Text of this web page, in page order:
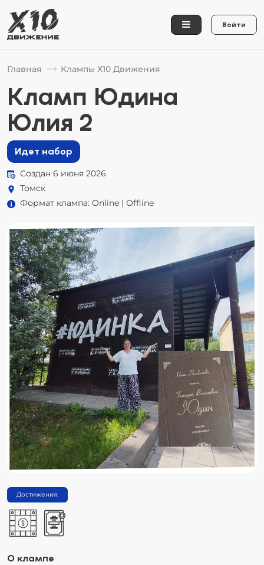
Войти
Главная Клампы Х10 Движения
Кламп Юдина
Юлия 2
Идет набор
Создан 6 июня 2026
Томск
Формат клампа: Online | Offline
Достижения:
О клампе